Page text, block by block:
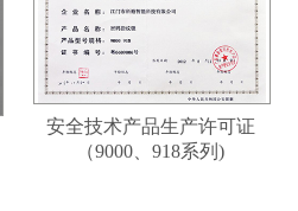
安全技术产品生产许可证
（9000、918系列)